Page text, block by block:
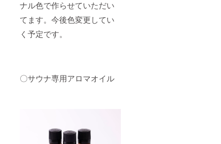
ナル色で作らせていただい
てます。今後色変更してい
く予定です。
〇サウナ専用アロマオイル